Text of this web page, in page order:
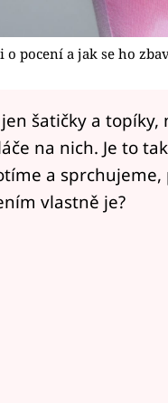
o pocení a jak se ho
šatičky a topíky,
na nich. Je to
a
vlastně je?